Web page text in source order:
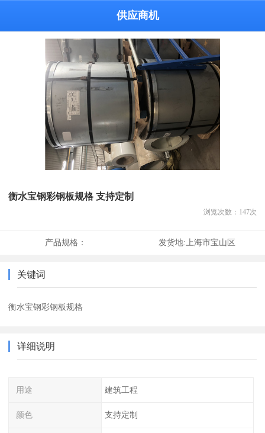
供应商机
衡水宝钢彩钢板规格 支持定制
浏览次数： 147次
产品规格： 发货地:上海市宝山区
关键词
衡水宝钢彩钢板规格
详细说明
用途 建筑工程
颜色 支持定制